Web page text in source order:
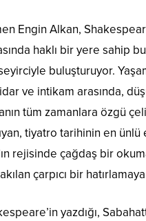
Engin Alkan,
haklı bir yere sahip
buluşturuyor.
ve intikam arasında,
tüm zamanlara özgü
tiyatro tarihinin en ünlü
rejisinde çağdaş bir
çarpıcı bir
yazdığı,